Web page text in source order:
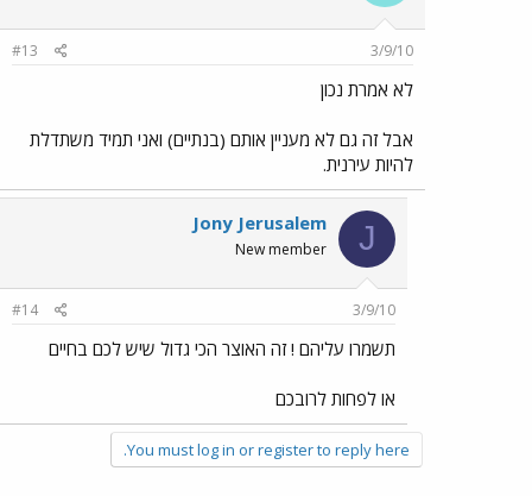
3/9/10
#13
לא אמרת נכון
אבל זה גם לא מעניין אותם (בנתיים) ואני תמיד משתדלת
להיות עירנית.
J
Jony Jerusalem
New member
3/9/10
#14
תשמרו עליהם ! זה האוצר הכי גדול שיש לכם בחיים
או לפחות לרובכם
You must log in or register to reply here.